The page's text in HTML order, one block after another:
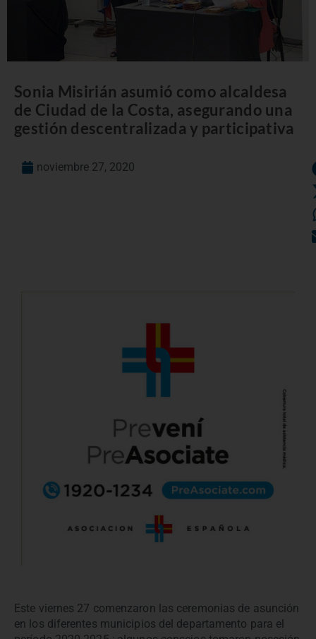
Sonia Misirián asumió como alcaldesa
de Ciudad de la Costa, asegurando una
gestión descentralizada y participativa
noviembre 27, 2020
Este viernes 27 comenzaron las ceremonias de asunción
en los diferentes municipios del departamento para el